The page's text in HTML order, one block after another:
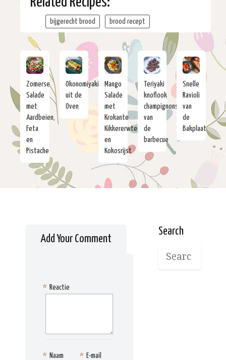
bijgerecht brood brood recept
Zomerse
Salade
met
Aardbeien,
Feta
en
Pistache
Okonomiyaki
uit de
Oven
Mango
Salade
met
Krokante
Kikkererwten
en
Kokosrijst
Teriyaki
knoflook
champignons
van
de
barbecue
Snelle
Ravioli
van
de
Bakplaat
Add Your Comment
Reactie
*
Naam
* E-mail
*
Search